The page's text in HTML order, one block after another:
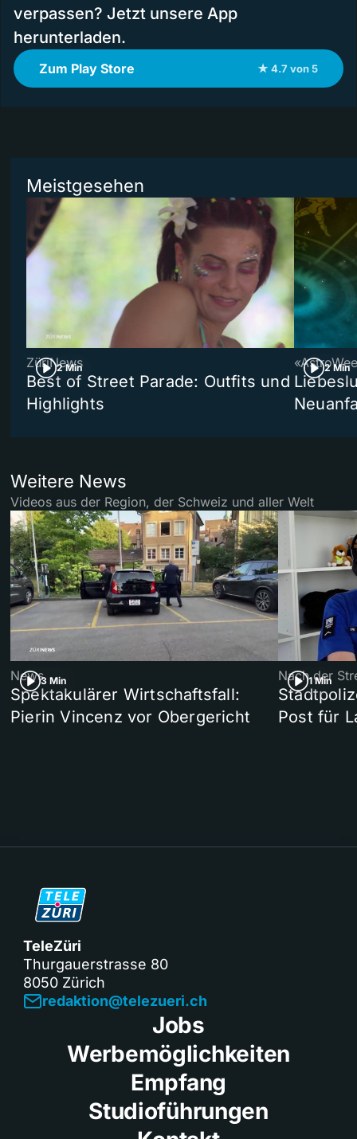
verpassen? Jetzt unsere App
herunterladen.
Zum Play Store ★ 4.7 von 5
Meistgesehen
2 Min
ZüriNews
Best of Street Parade: Outfits und
Highlights
2 Min
Weitere News
Videos aus der Region, der Schweiz und aller Welt
3 Min
News
Spektakulärer Wirtschaftsfall:
Pierin Vincenz vor Obergericht
1 Min
Nach der
Post für
TeleZüri
Thurgauerstrasse 80
8050 Zürich
redaktion@telezueri.ch
Jobs
Werbemöglichkeiten
Empfang
Studioführungen